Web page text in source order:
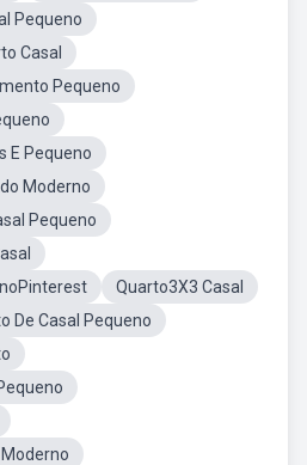
Pequeno
Casal
Pequeno
E Pequeno
Moderno
Pequeno
Quarto3X3 Casal
De Casal Pequeno